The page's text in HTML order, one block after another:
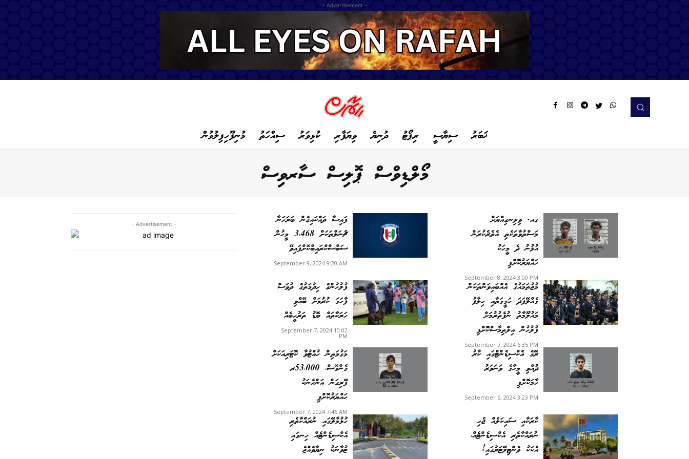
- Advertisement -
މުނިފޫހިފިލުވުން ސިއްހަތު ކުޅިވަރު ވިޔަފާރި ދުނިޔެ ރިޕޯޓު ސިޔާސީ ޚަބަރު
މޯލްޑިވްސް ޕޮލިސް ސާރވިސް
- Advertisement -
ފައިސާ ދައްކައިގެން ބަރަހަނާ
ޗެނަލްތަކަށް 3،468 މީހުން
ސަބްސްކްރައިބްކޮށްފައިވޭ
September 9, 2024 9:20 AM
ގއ. ވިލިނގިއްޔަށް
މަސްތުވާތަކެތި އެތެރެކުރަން
އުޅުނު ދެ މީހަކު
ހައްޔަރުކޮށްފި
September 8, 2024 3:00 PM
ފުލުހުންގެ ހިދުމަތުގެ ދުވަސް
ފާހަގަ ކުރުމަށް ބޭއްވި
ހަރަކާތައް ބޮޑު ތަރުހީބެއް
September 7, 2024 10:02
PM
މުޖުތަމައުގެ އެއްބައިވަންތަކަން
ގެއްލޭފަދަ ހަގީގަތާއި ހިލާފު
މައުލޫމާތު ނުފެތުރުމަށް
ފުލުހުން އިލްތިމާސްކޮށްފި
September 7, 2024 6:35 PM
މަގުމަތިން ހުއްޓުވާ ކޮޓަރިއަކަށް
ގެންގޮސް، 53،000ރ
ފޭރިގަން އަންހެނަކު
ހައްޔަރުކޮށްފި
September 7, 2024 7:46 AM
ރޭގެ އެކްސިޑެންޓްގައި ކާރު
ދުއްވި މީހާގެ ވަނަވަރު
ހާމަކޮށްފި
September 6, 2024 3:23 PM
ހުޅުމާލޭގައި ނުރައްކާތެރި
އެކްސިޑެންޓެއް ހިނގައި
ޒުވާނަކު ނިޔާވެއްޖެ
ކާރަކާއި ސައިކަލެއް ޖެހި
ނުރައްކާތެރި އެކްސިޑެންޓެއް،
އެކަކު ވެންޓިލޭޓަރުގައި!